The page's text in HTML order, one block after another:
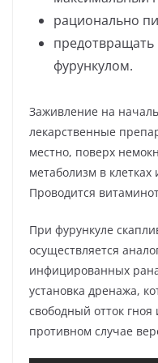
рационально
фурункулом.
Заживление на
лекарственные
местно, поверх
метаболизм в клетках
Проводится
При фурункуле
осуществляется
инфицированных
установка дренажа,
свободный отток
противном случае